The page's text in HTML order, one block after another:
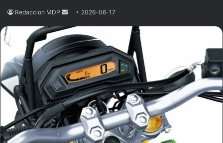
Redaccion MDP
Send
email
2026-06-17